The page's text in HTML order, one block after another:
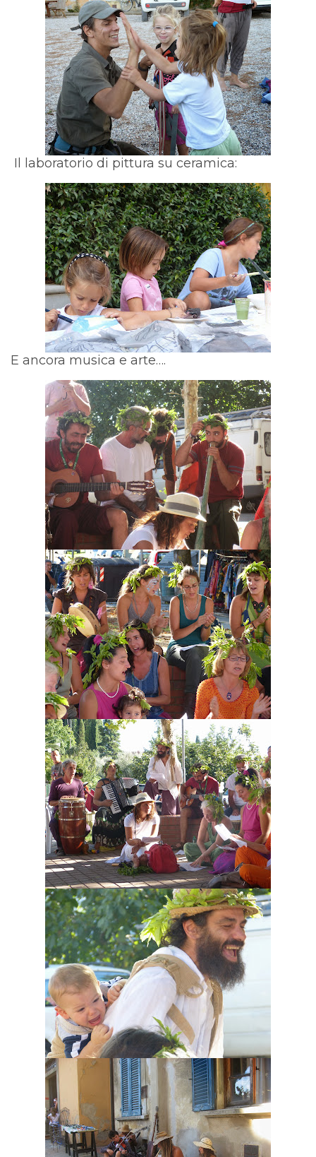
Il laboratorio di pittura su ceramica:
E ancora musica e arte….